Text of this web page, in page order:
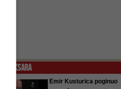
KOKSARA
Emir Kusturica poginuo